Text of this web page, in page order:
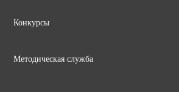
Конкурсы
Методическая служба